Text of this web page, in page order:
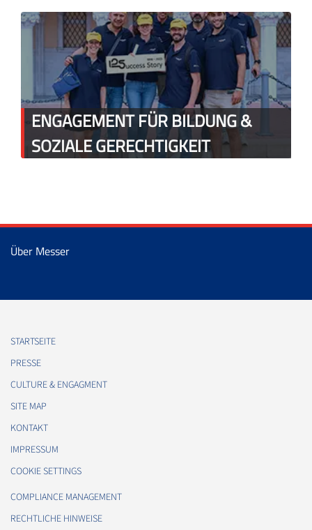
ENGAGEMENT FÜR BILDUNG &
SOZIALE GERECHTIGKEIT
Über Messer
STARTSEITE
PRESSE
CULTURE & ENGAGMENT
SITE MAP
KONTAKT
IMPRESSUM
COOKIE SETTINGS
COMPLIANCE MANAGEMENT
RECHTLICHE HINWEISE